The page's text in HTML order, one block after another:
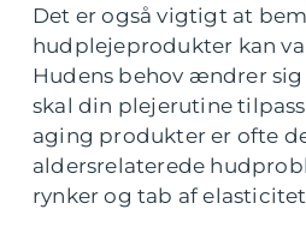
Det er også vigtigt at
hudplejeprodukter kan
Hudens behov ændrer
skal din plejerutine
aging produkter er ofte
aldersrelaterede
rynker og tab af